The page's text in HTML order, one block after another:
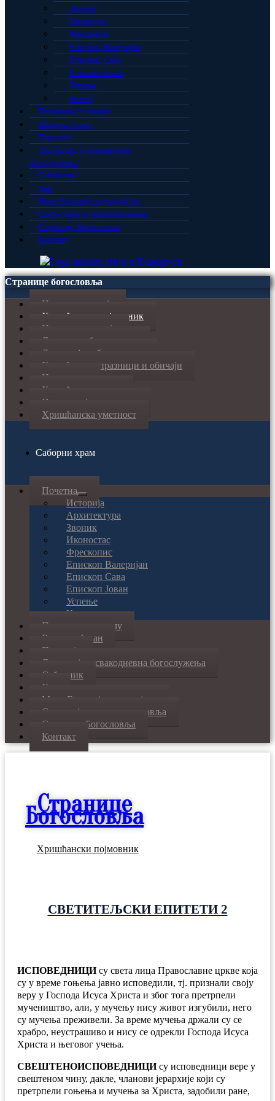
Звоник
Иконостас
Фрескопис
Епископ Валеријан
Епископ Сава
Епископ Јован
Успење
Кивот
Понашање у храму
Владика Јован
Парохије
Литургија и свакодневна
богослужења
Саборник
Хор
Мапа Eпархије шумадијске
Свете тајне и молитвословља
Странице Богословља
Контакт
Странице богословља
Наука и религија
Хришћански појмовник
Црквена историја
Догматско богословље
Литургијско богословље
Хришћански празници и обичаји
Нови завет
Хришћанска етика
Из парохијског живота
Хришћанска уметност
Саборни храм
Почетна
Историја
Архитектура
Звоник
Иконостас
Фрескопис
Епископ Валеријан
Епископ Сава
Епископ Јован
Успење
Кивот
Понашање у храму
Владика Јован
Парохије
Литургија и свакодневна богослужења
Саборник
Хор
Мапа Eпархије шумадијске
Свете тајне и молитвословља
Странице Богословља
Контакт
Странице
Богословља
Хришћански појмовник
СВЕТИТЕЉСКИ ЕПИТЕТИ 2
ИСПОВЕДНИЦИсу света лица Православне цркве која
су у време гоњења јавно исповедили, тј. признали своју
веру у Господа Исуса Христа и због тога претрпели
мучеништво, али, у мучењу нису живот изгубили, него
су мучења преживели. За време мучења држали су се
храбро, неустрашиво и нису се одрекли Господа Исуса
Христа и његовог учења.
СВЕШТЕНОИСПОВЕДНИЦИсу исповедници вере у
свештеном чину, дакле, чланови јерархије који су
претрпели гоњења и мучења за Христа, задобили ране,